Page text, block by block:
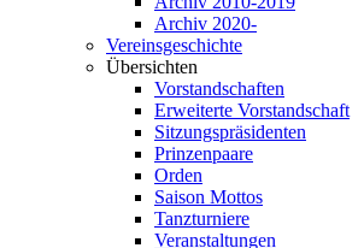
Archiv 2020-
Vereinsgeschichte
Übersichten
Vorstandschaften
Erweiterte Vorstandschaft
Sitzungspräsidenten
Prinzenpaare
Orden
Saison Mottos
Tanzturniere
Veranstaltungen